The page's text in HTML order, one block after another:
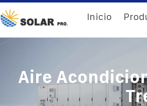
Inicio
Aire